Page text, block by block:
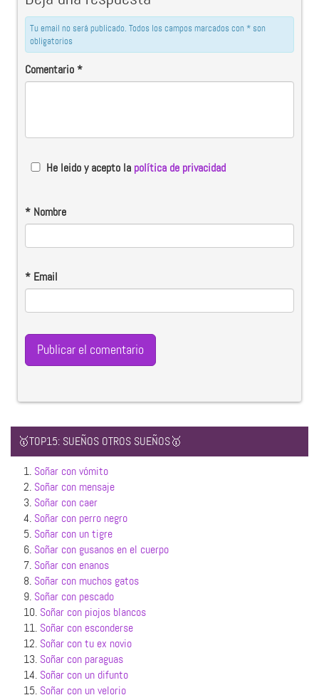
Tu email no será publicado. Todos los campos marcados con * son
obligatorios
Comentario*
He leido y acepto la política de privacidad
* Nombre
* Email
🥇TOP15: SUEÑOS OTROS SUEÑOS🥇
1. Soñar con vómito
2. Soñar con mensaje
3. Soñar con caer
4. Soñar con perro negro
5. Soñar con un tigre
6. Soñar con gusanos en el cuerpo
7. Soñar con enanos
8. Soñar con muchos gatos
9. Soñar con pescado
10. Soñar con piojos blancos
11. Soñar con esconderse
12. Soñar con tu ex novio
13. Soñar con paraguas
14. Soñar con un difunto
15. Soñar con un velorio